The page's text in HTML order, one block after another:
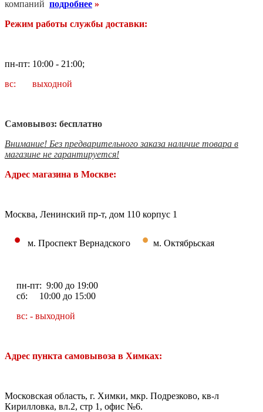
компаний подробнее »
Режим работы службы доставки:
пн-пт: 10:00 - 21:00;
вс: выходной
Самовывоз: бесплатно
Внимание! Без предварительного заказа наличие товара в
магазине не гарантируется!
Адрес магазина в Москве:
Москва, Ленинский пр-т, дом 110 корпус 1
• м. Проспект Вернадского • м. Октябрьская
пн-пт: 9:00 до 19:00
сб: 10:00 до 15:00
вс: - выходной
Адрес пункта самовывоза в Химках:
Московская область, г. Химки, мкр. Подрезково, кв-л
Кирилловка, вл.2, стр 1, офис №6.